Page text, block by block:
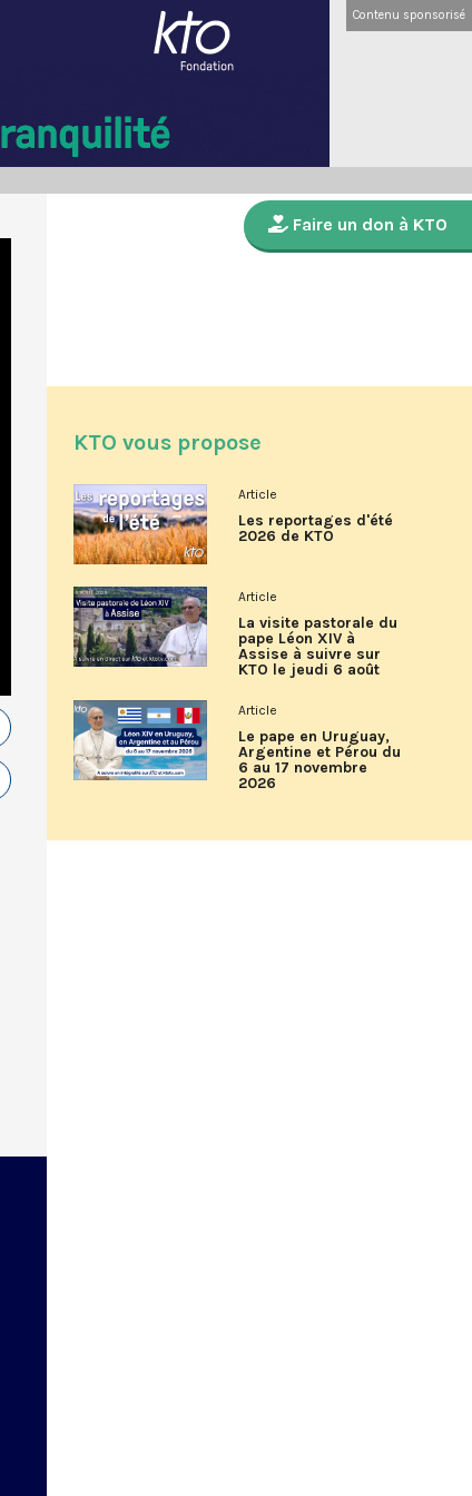
Contenu sponsorisé
Faire un don à KTO
KTO vous propose
Article
Les reportages d'été
2026 de KTO
Article
La visite pastorale du
pape Léon XIV à
Assise à suivre sur
KTO le jeudi 6 août
Article
Le pape en Uruguay,
Argentine et Pérou du
6 au 17 novembre
2026